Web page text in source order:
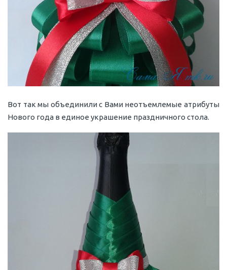
Вот так мы объединили с Вами неотъемлемые атрибуты
Нового года в единое украшение праздничного стола.